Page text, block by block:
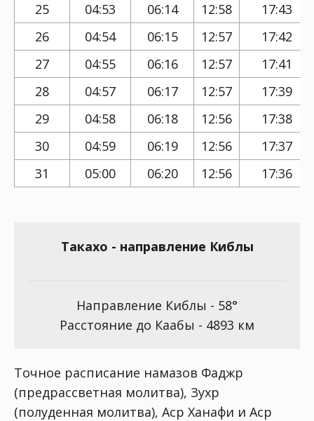
25 04:53 06:14 12:58
17:43
26
04:54 06:15 12:57
17:42
27
04:55 06:16 12:57
17:41
28
04:57 06:17 12:57
17:39
29
04:58 06:18 12:56
17:38
30
04:59 06:19 12:56
17:37
31
05:00 06:20 12:56 17:36
Такахо - направление Киблы
Направление Киблы - 58°
Расстояние до Каабы - 4893 км
Точное расписание намазов Фаджр
(предрассветная молитва), Зухр
(полуденная молитва), Аср Ханафи и Аср